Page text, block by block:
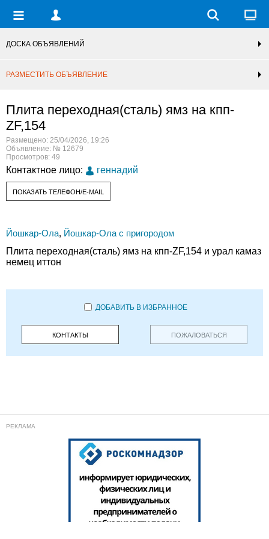
ДОСКА ОБЪЯВЛЕНИЙ
РАЗМЕСТИТЬ ОБЪЯВЛЕНИЕ
Плита переходная(сталь) ямз на кпп-
ZF,154
Размещено: 25/04/2026, 19:26
Объявление: № 12679
Просмотров: 49
Контактное лицо: геннадий
ПОКАЗАТЬ ТЕЛЕФОН/E-MAIL
Йошкар-Ола, Йошкар-Ола с пригородом
Плита переходная(сталь) ямз на кпп-ZF,154 и урал камаз
немец иттон
ДОБАВИТЬ В ИЗБРАННОЕ
КОНТАКТЫ ПОЖАЛОВАТЬСЯ